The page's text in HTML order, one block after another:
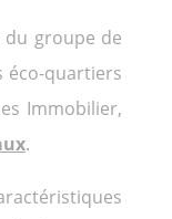
groupe de
éco-quartiers
Immobilier,
.